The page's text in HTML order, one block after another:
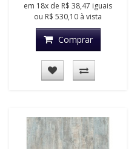
em 18x de R$ 38,47 iguais
ou R$ 530,10 à vista
Comprar